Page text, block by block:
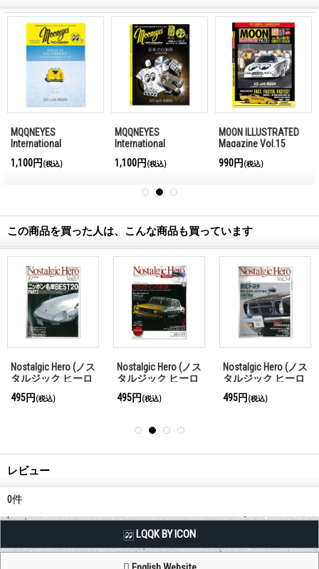
MQQNEYES
International
2016-2017
1,100円 (税込)
MQQNEYES
International
2016
1,100円 (税込)
MOON ILLUSTRATED
Magazine Vol.15
990円 (税込)
この商品を買った人は、こんな商品も買っています
Nostalgic Hero (ノス
タルジック ヒーロ
495円 (税込)
Nostalgic Hero (ノス
タルジック ヒーロ
495円 (税込)
Nostalgic Hero (ノス
タルジック ヒーロ
495円 (税込)
レビュー
0件
LQQK BY ICON